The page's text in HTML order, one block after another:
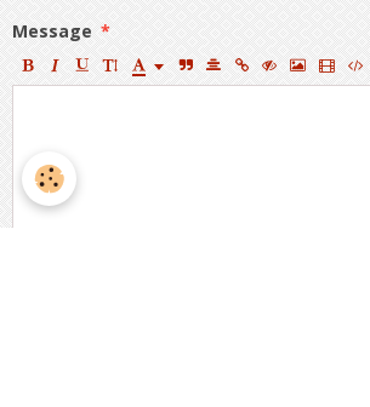
Message